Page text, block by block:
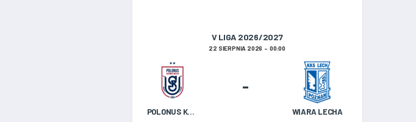
V LIGA 2026/2027
22 SIERPNIA 2026 00:00
POLONUS KAZIMIERZ BISKUPI WIARA LECHA
-